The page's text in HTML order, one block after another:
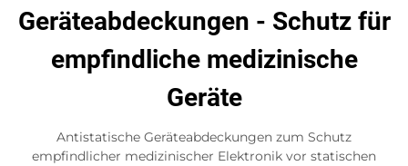
Geräteabdeckungen - Schutz für
empfindliche medizinische
Geräte
Antistatische Geräteabdeckungen zum Schutz
empfindlicher medizinischer Elektronik vor statischen